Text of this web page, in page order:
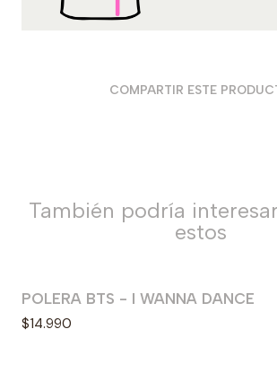
COMPARTIR ESTE
También podría
estos
POLERA BTS - I WANNA DANCE
$14.990